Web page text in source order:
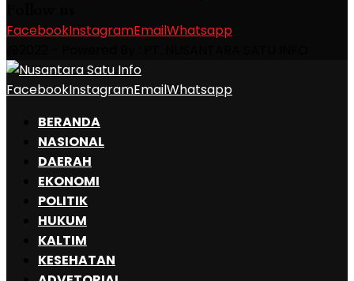
FacebookInstagramEmailWhatsapp
FacebookInstagramEmailWhatsapp
BERANDA
NASIONAL
DAERAH
EKONOMI
POLITIK
HUKUM
KALTIM
KESEHATAN